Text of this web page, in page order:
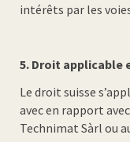
intérêts par les
5. Droit applicable
Le droit suisse
avec en rapport
Technimat Sàrl ou